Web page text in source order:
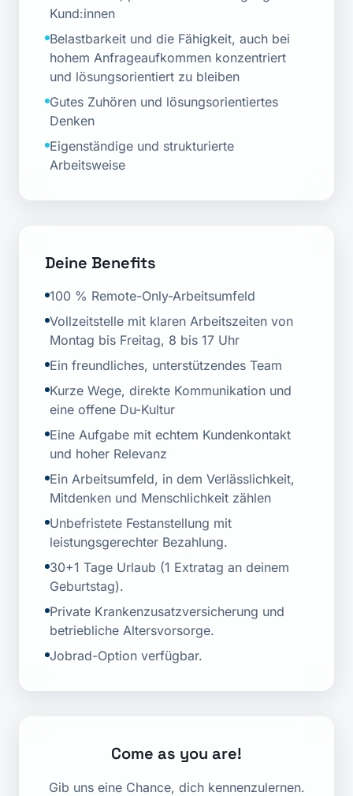
Kund:innen
Belastbarkeit und die Fähigkeit, auch bei
hohem Anfrageaufkommen konzentriert
und lösungsorientiert zu bleiben
Gutes Zuhören und lösungsorientiertes
Denken
Eigenständige und strukturierte
Arbeitsweise
Deine Benefits
100 % Remote-Only-Arbeitsumfeld
Vollzeitstelle mit klaren Arbeitszeiten von
Montag bis Freitag, 8 bis 17 Uhr
Ein freundliches, unterstützendes Team
Kurze Wege, direkte Kommunikation und
eine offene Du-Kultur
Eine Aufgabe mit echtem Kundenkontakt
und hoher Relevanz
Ein Arbeitsumfeld, in dem Verlässlichkeit,
Mitdenken und Menschlichkeit zählen
Unbefristete Festanstellung mit
leistungsgerechter Bezahlung.
30+1 Tage Urlaub (1 Extratag an deinem
Geburtstag).
Private Krankenzusatzversicherung und
betriebliche Altersvorsorge.
Jobrad-Option verfügbar.
Come as you are!
Gib uns eine Chance, dich kennenzulernen.